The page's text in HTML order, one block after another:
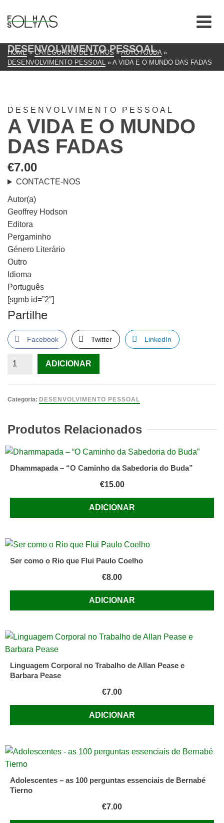
DESENVOLVIMENTO PESSOAL
HOME » CATEGORIAS DE LIVROS » AUTO AJUDA »
DESENVOLVIMENTO PESSOAL » A VIDA E O MUNDO DAS FADAS
DESENVOLVIMENTO PESSOAL
A VIDA E O MUNDO
DAS FADAS
€7.00
CONTACTE-NOS
Autor(a)
Geoffrey Hodson
Editora
Pergaminho
Género Literário
Outro
Idioma
Português
[sgmb id=”2″]
Partilhe
Facebook Twitter LinkedIn
Quantidade
vida
mundo
das
ADICIONAR
Categoria: DESENVOLVIMENTO PESSOAL
Produtos Relacionados
Dhammapada – “O Caminho da Sabedoria do Buda”
€15.00
ADICIONAR
Ser como o Rio que Flui Paulo Coelho
€8.00
ADICIONAR
Linguagem Corporal no Trabalho de Allan Pease e
Barbara Pease
€7.00
ADICIONAR
Adolescentes – as 100 perguntas essenciais de Bernabé
Tierno
€7.00